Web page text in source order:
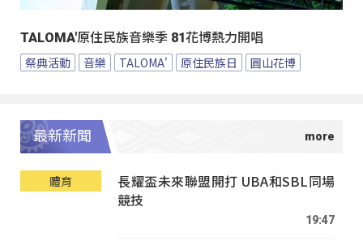
TALOMA'原住民族音樂季 81花博熱力開唱
祭典活動 音樂 TALOMA' 原住民族日 圓山花博
最新新聞
體育
長耀盃未來聯盟開打 UBA和SBL同場
競技
19:47